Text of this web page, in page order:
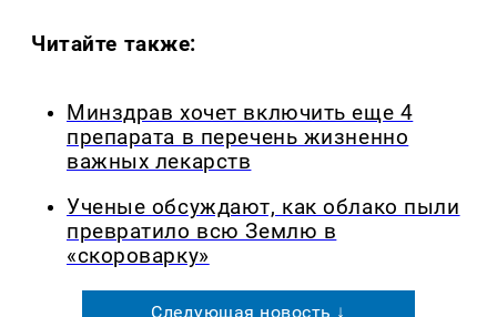
Читайте также:
Минздрав хочет включить еще 4
препарата в перечень жизненно
важных лекарств
Ученые обсуждают, как облако пыли
превратило всю Землю в
«скороварку»
Следующая новость ↓